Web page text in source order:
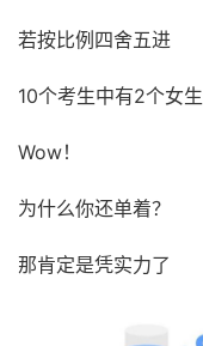
若按比例四舍五进
10个考生中有2个女生
Wow！
为什么你还单着？
那肯定是凭实力了